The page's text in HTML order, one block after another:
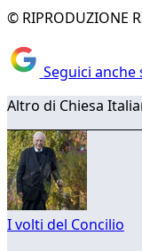
© RIPRODUZIONE
Seguici anche
Altro di Chiesa
I volti del Concilio